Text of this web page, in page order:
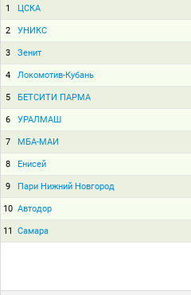
1 ЦСКА
2 УНИКС
3 Зенит
4 Локомотив-Кубань
5 БЕТСИТИ ПАРМА
6 УРАЛМАШ
7 МБА-МАИ
8 Енисей
9 Пари Нижний Новгород
10 Автодор
11 Самара